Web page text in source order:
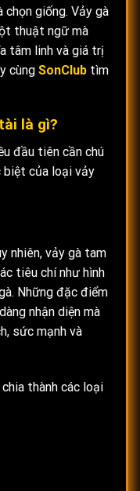
chọn giống. Vảy gà
thuật ngữ mà
tâm linh và giá trị
cùng SonClub tìm
là gì?
đầu tiên cần chú
biệt của loại vảy
nhiên, vảy gà tam
tiêu chí như hình
Những đặc điểm
nhận diện mà
sức mạnh và
thành các loại